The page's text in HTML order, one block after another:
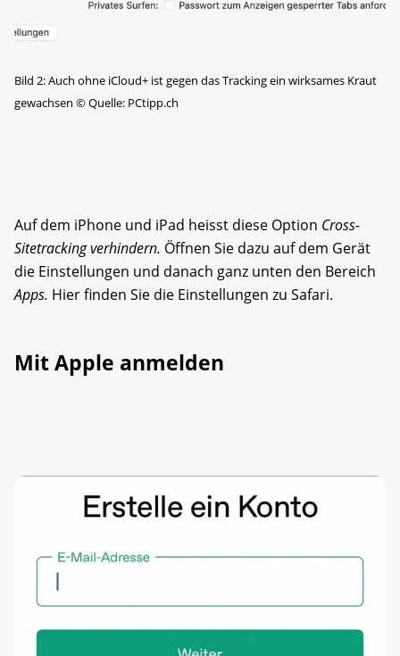
Bild 2: Auch ohne iCloud+ ist gegen das ­Tracking ein wirksames Kraut
gewachsen ©Quelle: PCtipp.ch
Auf dem iPhone und iPad heisst diese Option Cross-
Sitetracking verhindern. Öffnen Sie dazu auf dem Gerät
die Einstellungen und danach ganz unten den Bereich
Apps. Hier finden Sie die Einstellungen zu Safari.
Mit Apple anmelden